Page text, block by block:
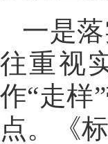
一是
往重视
作“走样
点。《